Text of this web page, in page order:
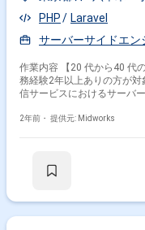
PHP
Laravel
サーバーサイドエン
作業内容 【20 代から40 代
務経験2年以上ありの方が対象の案件です！ ■
信サービスにおけるサーバ
品質向上に取り組むポジシ
ト、保守改修 ・GitHub
2年前・ 提供元: Midworks